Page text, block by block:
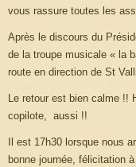
vous rassure toutes les
Après le discours du
de la troupe musicale « la
route en direction de St
Le retour est bien calme
copilote, aussi !!
Il est 17h30 lorsque nous
bonne journée, félicitation